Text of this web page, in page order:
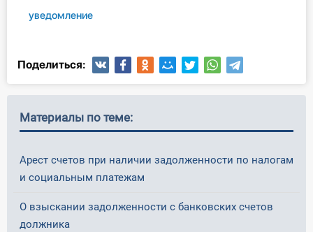
уведомление
Поделиться:
Материалы по теме:
Арест счетов при наличии задолженности по налогам
и социальным платежам
О взыскании задолженности с банковских счетов
должника